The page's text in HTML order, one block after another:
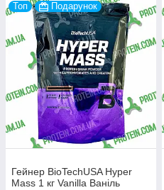
Топ Подарунок
Гейнер BioTechUSA Hyper
Mass 1 кг Vanilla Ваніль